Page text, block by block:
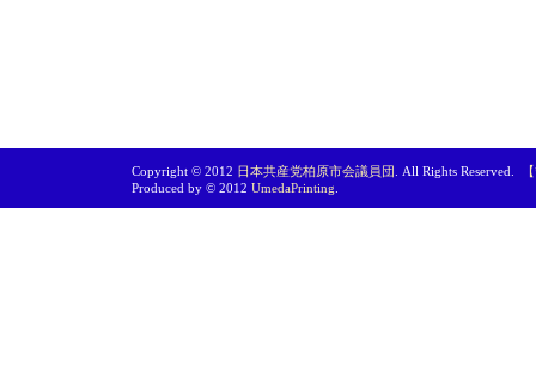
Copyright © 2012 日本共産党柏原市会議員団 . All Rights Reserved.
Produced by © 2012 UmedaPrinting